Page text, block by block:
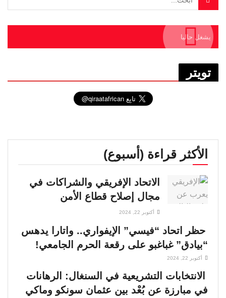
يشغل حاليا
تويتر
الأكثر قراءة (أسبوع)
الاتحاد الإفريقي والشراكات في
مجال إصلاح قطاع الأمن
أكتوبر 22, 2024
حظر اتحاد “فيسي” الإيفواري.. واتارا يدهس
“بيادق” غباغبو على رقعة الحرم الجامعي!
أكتوبر 22, 2024
الانتخابات التشريعية في السنغال: الرهانات
في مبارزة عن بُعْد بين عثمان سونكو وماكي